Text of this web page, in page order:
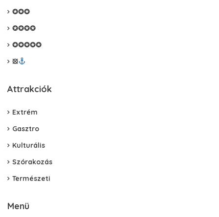
✪✪✪
✪✪✪✪
✪✪✪✪✪
⦻
Attrakciók
Extrém
Gasztro
Kulturális
Szórakozás
Természeti
Menü